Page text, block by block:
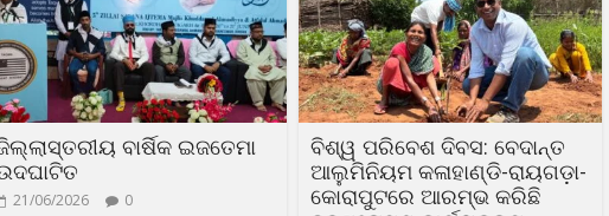
ବାର୍ଷିକ ଇଜତେମା
21/06/2026 0
ବିଶ୍ୱ ପରିବେଶ ଦିବସ: ବେଦାନ୍ତ
ଆଲୁମିନିୟମ କଳାହାଣ୍ଡି-ରାୟଗଡ଼ା-
କୋରାପୁଟରେ ଆରମ୍ଭ କରିଛି